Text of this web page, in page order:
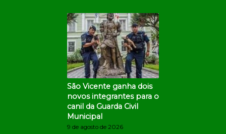
São Vicente ganha dois
novos integrantes para o
canil da Guarda Civil
Municipal
9 de agosto de 2026